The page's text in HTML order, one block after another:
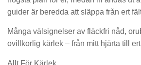
guider är beredda att släppa från ert
Många välsignelser av fläckfri nåd,
ovillkorlig kärlek – från mitt hjärta till